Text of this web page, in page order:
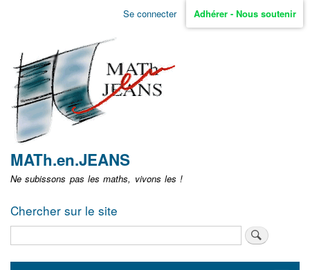
Aller
non
identifié
Se connecter Adhérer - Nous soutenir
MATh.en.JEANS
Ne subissons pas les maths, vivons les !
Chercher sur le site